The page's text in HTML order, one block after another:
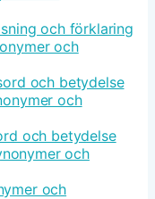
och förklaring
och
och betydelse
och
och betydelse
och
och